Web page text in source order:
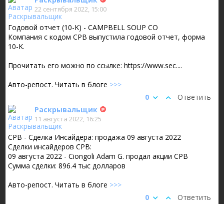
22 сентября 2022, 15:00
Годовой отчет (10-K) - CAMPBELL SOUP CO
Компания с кодом CPB выпустила годовой отчет, форма
10-K.
Прочитать его можно по ссылке: https://www.sec....
Авто-репост. Читать в блоге >>>
Ответить
0
Раскрывальщик
11 августа 2022, 16:25
CPB - Сделка Инсайдера: продажа 09 августа 2022
Сделки инсайдеров CPB:
09 августа 2022 - Ciongoli Adam G. продал акции CPB
Сумма сделки: 896.4 тыс долларов
Авто-репост. Читать в блоге >>>
Ответить
0